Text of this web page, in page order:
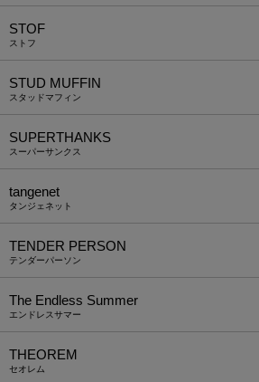
STOF
ストフ
STUD MUFFIN
スタッドマフィン
SUPERTHANKS
スーパーサンクス
tangenet
タンジェネット
TENDER PERSON
テンダーパーソン
The Endless Summer
エンドレスサマー
THEOREM
セオレム